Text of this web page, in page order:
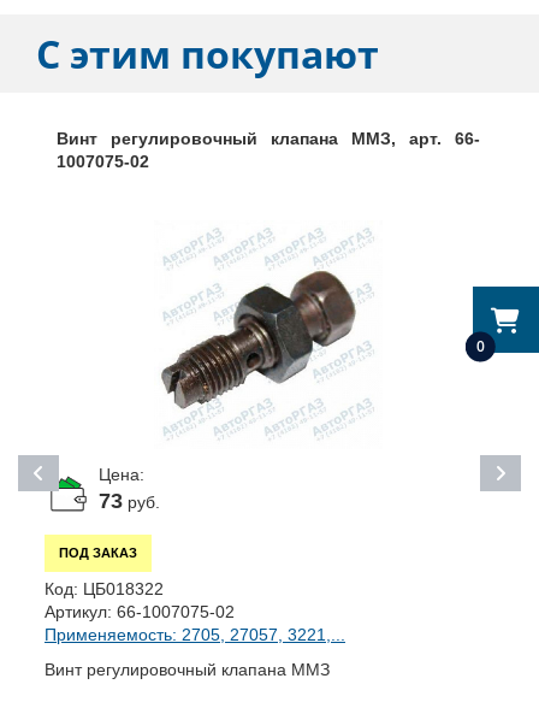
0
С этим покупают
Винт регулировочный клапана ММЗ, арт. 66-
1007075-02
Цена:
73руб.
ПОД ЗАКАЗ
Код: ЦБ018322
Артикул: 66-1007075-02
Применяемость: 2705, 27057, 3221,...
Винт регулировочный клапана ММЗ